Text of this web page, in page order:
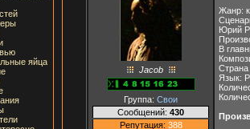
яйца
Jacob
Группа: Свои
Сообщений: 430
Репутация: 388
Жанр:
Юрий
В
Страна
Язык: